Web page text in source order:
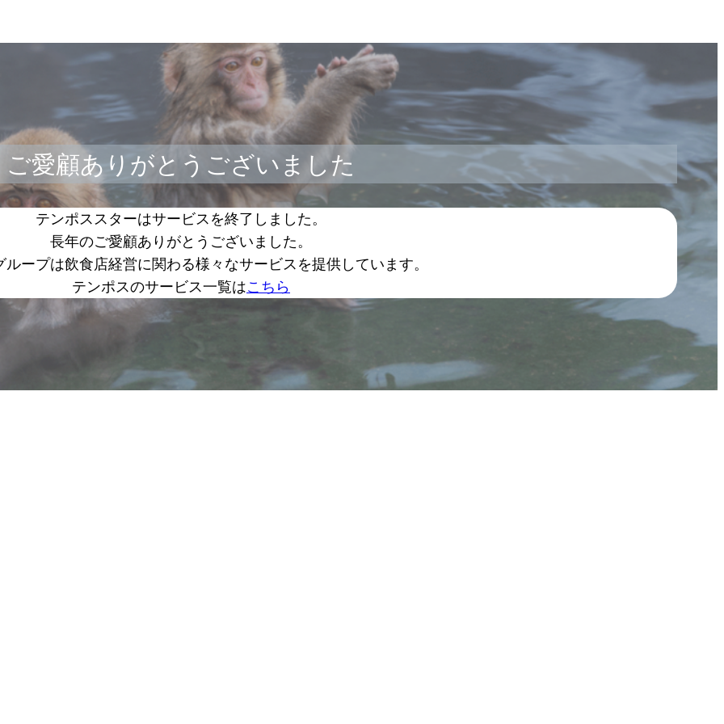
ご愛顧ありがとうございました
テンポススターはサービスを終了しました。
長年のご愛顧ありがとうございました。
ループは飲食店経営に関わる様々なサービスを提供しています。
テンポスのサービス一覧はこちら